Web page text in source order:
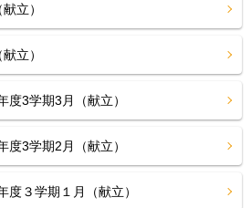
立）
立）
度3学期3月（献立）
度3学期2月（献立）
３学期１月（献立）